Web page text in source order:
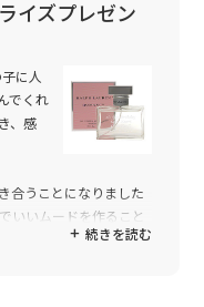
イズプレゼン
に人
でくれ
、感
合うことになりました
いいムードを作ること
持ちでいっぱいです
続きを読む